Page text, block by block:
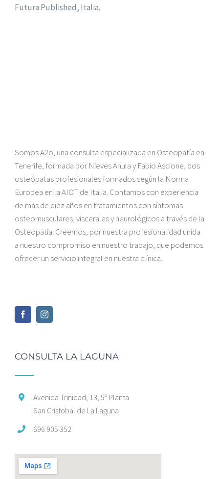
Futura Published, Italia.
Somos A2o, una consulta especializada en Osteopatía en
Tenerife, formada por Nieves Anula y Fabio Ascione, dos
osteópatas profesionales formados según la Norma
Europea en la AIOT de Italia. Contamos con experiencia
de más de diez años en tratamientos con síntomas
osteomusculares, viscerales y neurológicos a través de la
Osteopatía. Creemos, por nuestra profesionalidad unida
a nuestro compromiso en nuestro trabajo, que podemos
ofrecer un servicio integral en nuestra clínica.
CONSULTA LA LAGUNA
Avenida Trinidad, 13, 5º Planta
San Cristobal de La Laguna
696 905 352